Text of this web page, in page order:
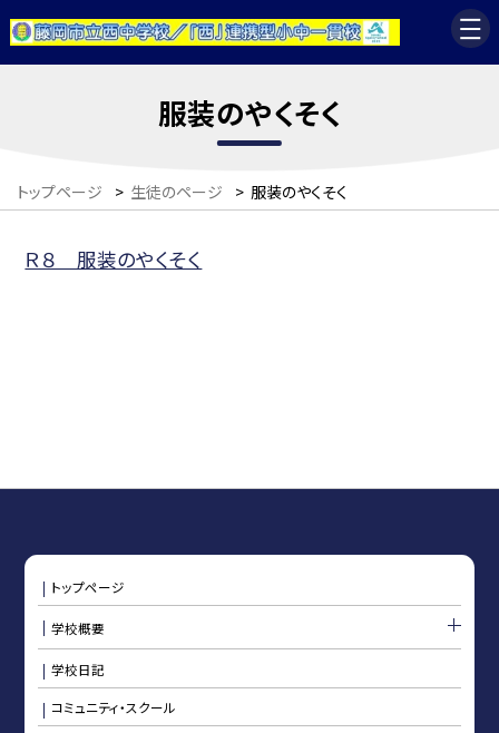
服装のやくそく
トップページ > 生徒のページ > 服装のやくそく
Ｒ８ 服装のやくそく
トップページ
学校概要
学校日記
コミュニティ・スクール